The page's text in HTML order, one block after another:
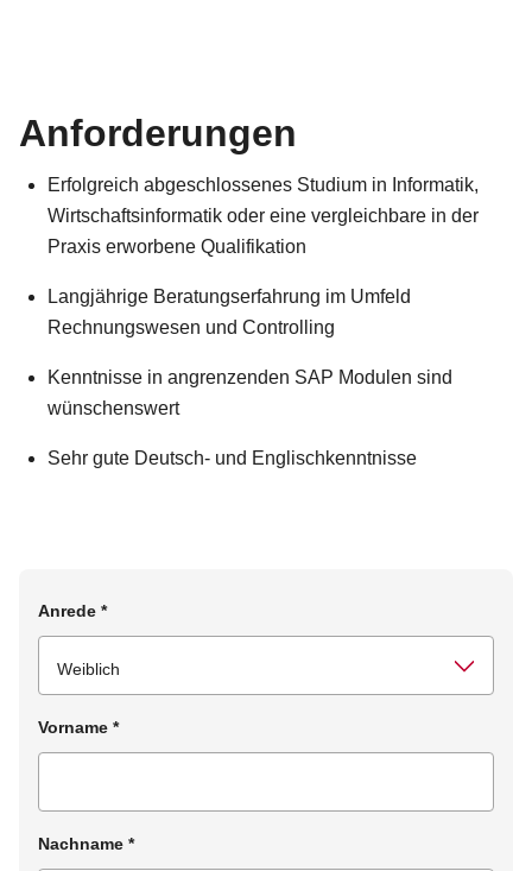
Anforderungen
Erfolgreich abgeschlossenes Studium in Informatik,
Wirtschaftsinformatik oder eine vergleichbare in der
Praxis erworbene Qualifikation
Langjährige Beratungserfahrung im Umfeld
Rechnungswesen und Controlling
Kenntnisse in angrenzenden SAP Modulen sind
wünschenswert
Sehr gute Deutsch- und Englischkenntnisse
Anrede *
Vorname *
Nachname *